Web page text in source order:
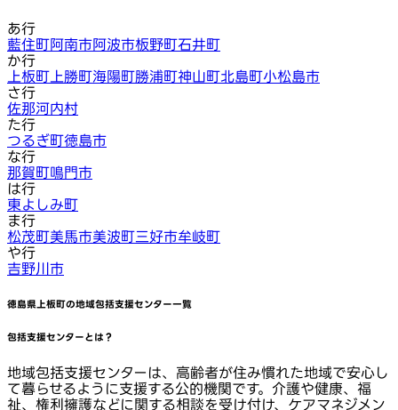
あ行
藍住町阿南市阿波市板野町石井町
か行
上板町 上勝町海陽町勝浦町神山町北島町小松島市
さ行
佐那河内村
た行
つるぎ町徳島市
な行
那賀町鳴門市
は行
東よしみ町
ま行
松茂町美馬市美波町三好市牟岐町
や行
吉野川市
徳島県上板町の地域包括支援センター一覧
包括支援センターとは？
地域包括支援センターは、高齢者が住み慣れた地域で安心し
て暮らせるように支援する公的機関です。介護や健康、福
祉、権利擁護などに関する相談を受け付け、ケアマネジメン